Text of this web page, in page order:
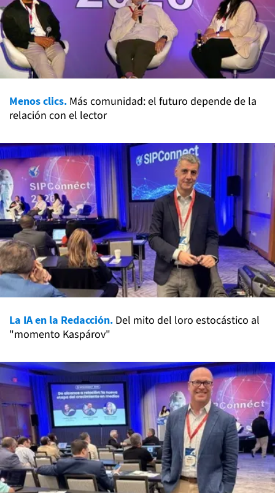
Menos clics. Más comunidad: el futuro depende de la
relación con el lector
La IA en la Redacción. Del mito del loro estocástico al
"momento Kaspárov"